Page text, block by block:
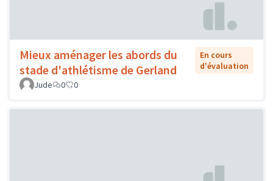
Mieux aménager les abords du
stade d'athlétisme de Gerland
En cours
d'évaluation
Jude
0 0